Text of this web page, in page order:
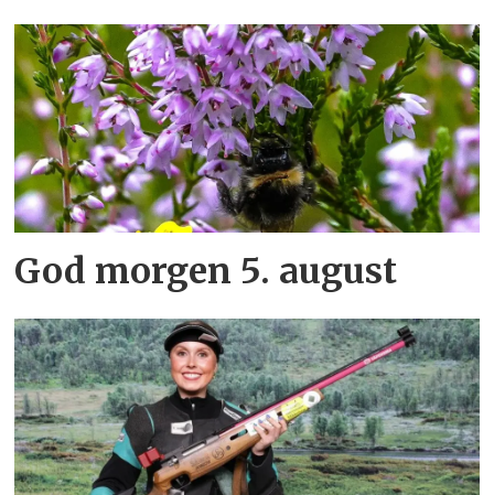
God morgen 5. august